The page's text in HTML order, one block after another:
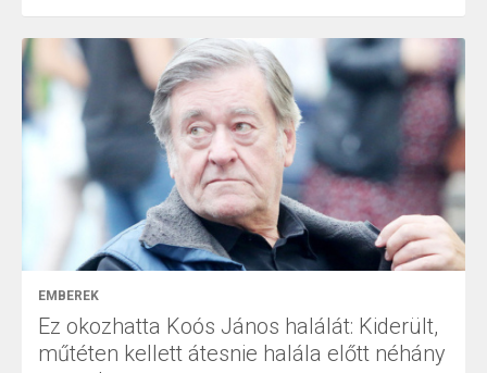
EMBEREK
Ez okozhatta Koós János halálát: Kiderült,
műtéten kellett átesnie halála előtt néhány